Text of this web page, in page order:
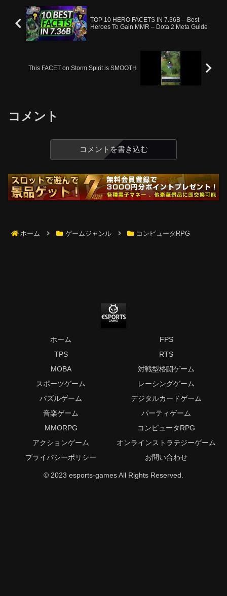
TOP 10 HERO FACETS IN 7.36B – Best
Heroes To Gain MMR – Dota 2 Meta Guide
This FACET on Storm Spirit is SMOOTH
コメント
コメントを書き込む
ホーム ゲームジャンル コンピュータRPG
ホーム
FPS
TPS
RTS
MOBA
対戦型格闘ゲーム
スポーツゲーム
レーシングゲーム
パズルゲーム
デジタルカードゲーム
音楽ゲーム
パーティゲーム
MMORPG
コンピュータRPG
アクションゲーム
オンラインストラテジーゲーム
プライバシーポリシー
お問い合わせ
© 2023 esports-games All Rights Reserved.